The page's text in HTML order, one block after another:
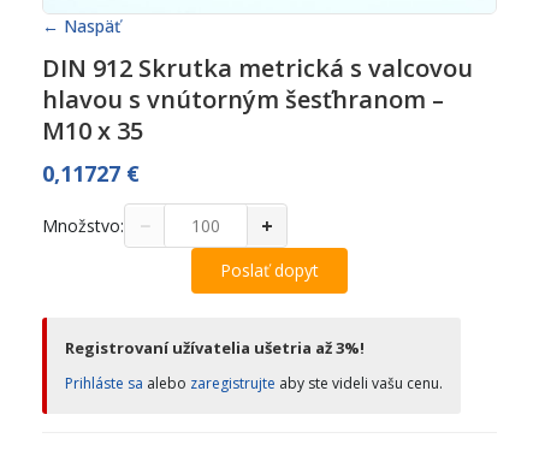
← Naspäť
DIN 912 Skrutka metrická s valcovou
hlavou s vnútorným šesťhranom –
M10 x 35
0,11727 €
Množstvo: − +
Poslať dopyt
Registrovaní užívatelia ušetria až 3%!
Prihláste sa alebo zaregistrujte aby ste videli vašu cenu.